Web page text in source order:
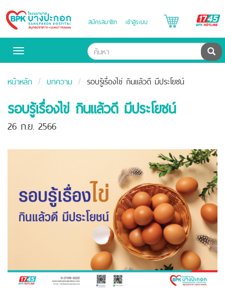
Bangpakok
Hospital
สมัครสมาชิก เข้าสู่ระบบ
Toggle
ค้น
หน้าหลัก บทความ รอบรู้เรื่องไข่ กินแล้วดี มีประโยชน์
รอบรู้เรื่องไข่ กินแล้วดี มีประโยชน์
26 ก.ย. 2566